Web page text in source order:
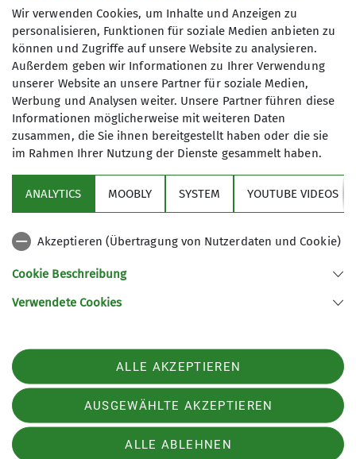
Unser Mountainbike-Angebot umfasst
gemeinschaftliche Ausfahrten für
Einsteiger*innen ebenso wie für
Fortgeschrittene. Die meisten Ziele
liegen in der wunderschönen Region
zwischen der Vulkaneifel und Trier.
Egal ob du Einsteiger*in oder
erfahrene*r Biker*in bist: Komm mit
Rädern!
zu den Mountainbikern
Anmeldung
Andreas Hecker Tel.: 0179/1412650 E-Mail:
andreas.hecker@dav-trier.de
Sektion
Links
54290 Trier
Telefon +49 651 49571
Datenschutz-Einstellungen
Datenschutz
Wir verwenden Cookies, um Inhalte und Anzeigen zu
personalisieren, Funktionen für soziale Medien anbieten zu
können und Zugriffe auf unsere Website zu analysieren.
Außerdem geben wir Informationen zu Ihrer Verwendung
unserer Website an unsere Partner für soziale Medien,
Werbung und Analysen weiter. Unsere Partner führen diese
Informationen möglicherweise mit weiteren Daten
zusammen, die Sie ihnen bereitgestellt haben oder die sie
im Rahmen Ihrer Nutzung der Dienste gesammelt haben.
ANALYTICS MOOBLY SYSTEM YOUTUBE VIDEOS
Akzeptieren (Übertragung von Nutzerdaten und Cookie)
Cookie Beschreibung
Verwendete Cookies
ALLE AKZEPTIEREN
AUSGEWÄHLTE AKZEPTIEREN
ALLE ABLEHNEN